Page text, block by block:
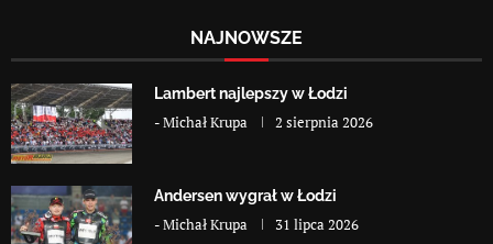
NAJNOWSZE
Lambert najlepszy w Łodzi
-Michał Krupa 2 sierpnia 2026
Andersen wygrał w Łodzi
-Michał Krupa 31 lipca 2026